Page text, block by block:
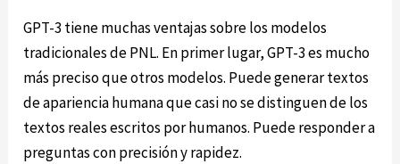
GPT-3 tiene muchas ventajas sobre los modelos
tradicionales de PNL. En primer lugar, GPT-3 es mucho
más preciso que otros modelos. Puede generar textos
de apariencia humana que casi no se distinguen de los
textos reales escritos por humanos. Puede responder a
preguntas con precisión y rapidez.